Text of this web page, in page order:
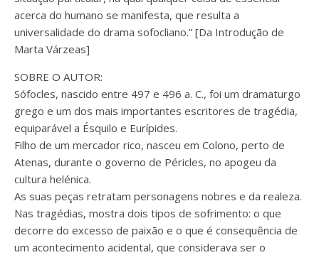
acerca do humano se manifesta, que resulta a
universalidade do drama sofocliano.” [Da Introdução de
Marta Várzeas]
SOBRE O AUTOR:
Sófocles, nascido entre 497 e 496 a. C., foi um dramaturgo
grego e um dos mais importantes escritores de tragédia,
equiparável a Ésquilo e Eurípides.
Filho de um mercador rico, nasceu em Colono, perto de
Atenas, durante o governo de Péricles, no apogeu da
cultura helénica.
As suas peças retratam personagens nobres e da realeza.
Nas tragédias, mostra dois tipos de sofrimento: o que
decorre do excesso de paixão e o que é consequência de
um acontecimento acidental, que considerava ser o